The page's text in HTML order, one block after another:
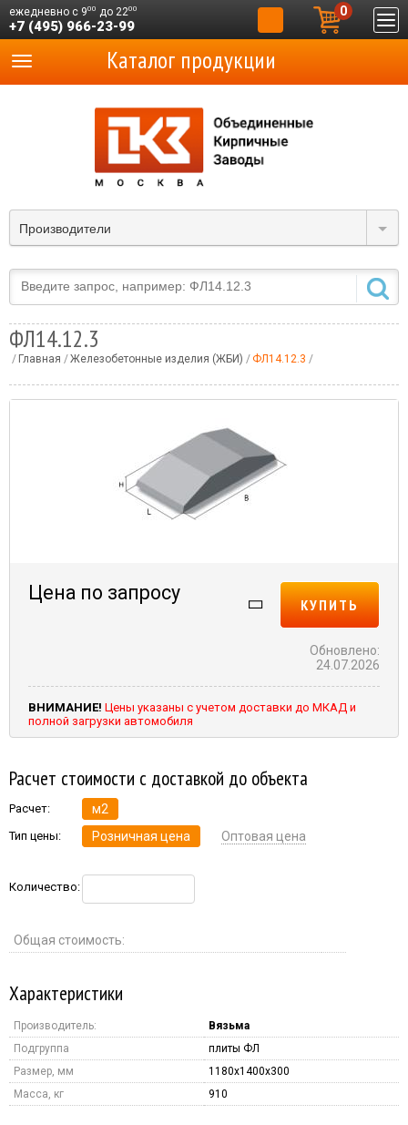
ежедневно с 900 до 2200
+7 (495) 966-23-99
0
Производители
Каталог продукции
ФЛ14.12.3
Главная Железобетонные изделия (ЖБИ) ФЛ14.12.3
Цена по запросу
КУПИТЬ
Обновлено:
24.07.2026
ВНИМАНИЕ! Цены указаны с учетом доставки до МКАД и
полной загрузки автомобиля
Расчет стоимости с доставкой до объекта
Расчет: м2
Тип цены: Розничная цена Оптовая цена
Количество:
Общая стоимость:
Характеристики
Производитель:
Вязьма
Подгруппа
плиты ФЛ
Размер, мм
1180x1400x300
Масса, кг
910